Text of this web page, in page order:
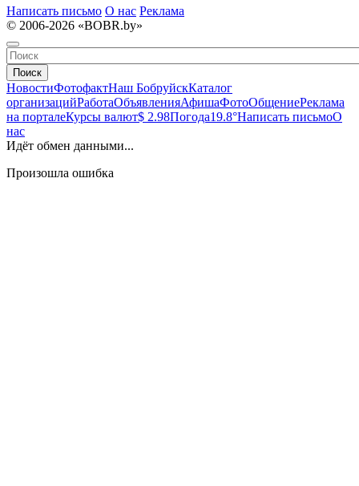
Написать письмо О нас Реклама
© 2006-2026 «BOBR.by»
Поиск
НовостиФотофактНаш БобруйскКаталог
организацийРаботаОбъявленияАфишаФотоОбщениеРеклама
на порталеКурсы валют$ 2.98Погода19.8°Написать письмоО
нас
Идёт обмен данными...
Произошла ошибка